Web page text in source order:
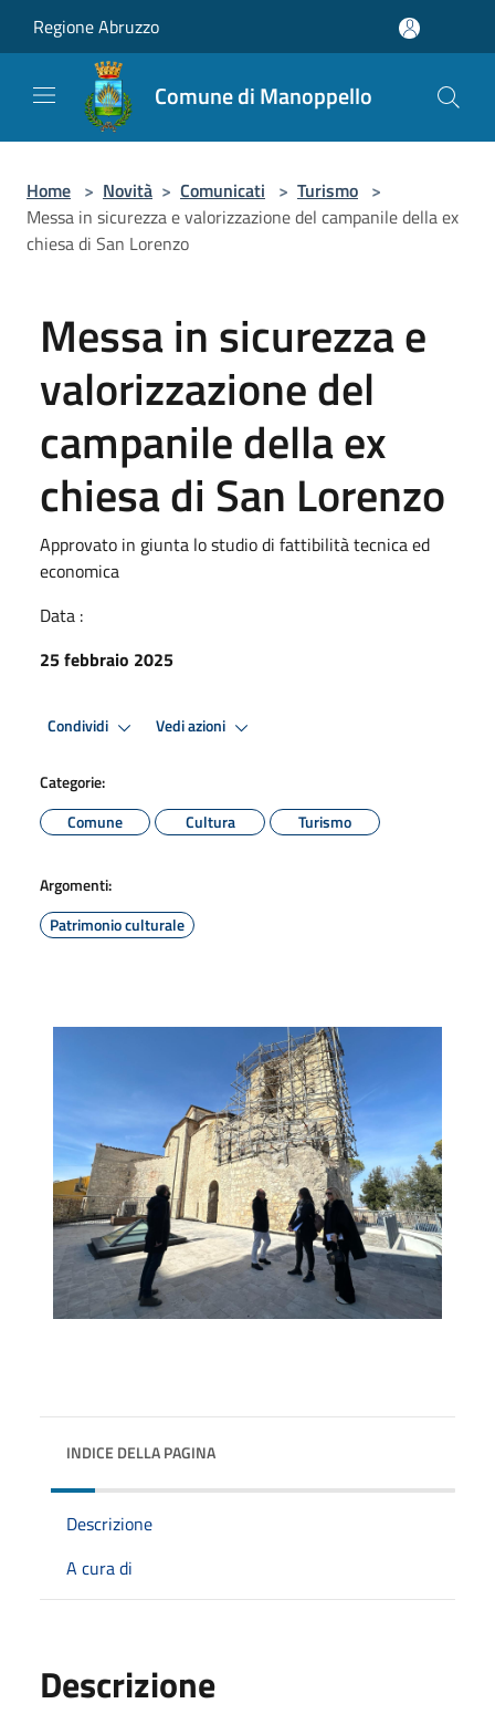
Regione Abruzzo
Comune di Manoppello
Home > Novità > Comunicati > Turismo >
Messa in sicurezza e valorizzazione del campanile della ex
chiesa di San Lorenzo
Messa in sicurezza e
valorizzazione del
campanile della ex
chiesa di San Lorenzo
Approvato in giunta lo studio di fattibilità tecnica ed
economica
Data :
25 febbraio 2025
Condividi Vedi azioni
Categorie:
Comune
Cultura Turismo
Argomenti:
Patrimonio culturale
INDICE DELLA PAGINA
Descrizione
A cura di
Descrizione